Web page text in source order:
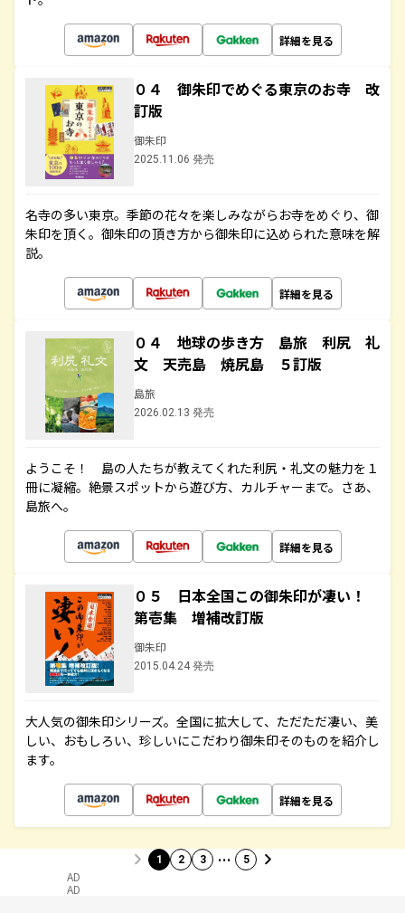
詳細を見る
０４ 御朱印でめぐる東京のお寺 改
訂版
御朱印
2025.11.06 発売
名寺の多い東京。季節の花々を楽しみながらお寺をめぐり、御
朱印を頂く。御朱印の頂き方から御朱印に込められた意味を解
説。
詳細を見る
０４ 地球の歩き方 島旅 利尻 礼
文 天売島 焼尻島 ５訂版
島旅
2026.02.13 発売
ようこそ！ 島の人たちが教えてくれた利尻・礼文の魅力を１
冊に凝縮。絶景スポットから遊び方、カルチャーまで。さあ、
島旅へ。
詳細を見る
０５ 日本全国この御朱印が凄い！
第壱集 増補改訂版
御朱印
2015.04.24 発売
大人気の御朱印シリーズ。全国に拡大して、ただただ凄い、美
しい、おもしろい、珍しいにこだわり御朱印そのものを紹介し
ます。
詳細を見る
1 2 3 … 5
AD
AD